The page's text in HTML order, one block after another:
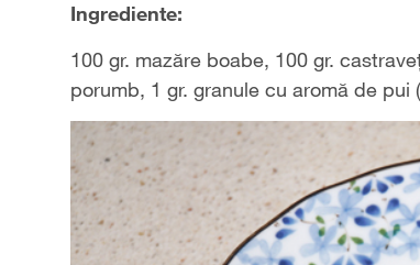
Ingrediente:
100 gr. mazăre boabe, 100 gr.
porumb, 1 gr. granule cu aromă de